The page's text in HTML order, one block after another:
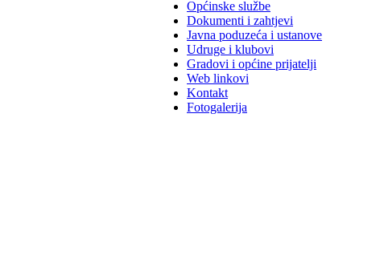
Općinske službe
Dokumenti i zahtjevi
Javna poduzeća i ustanove
Udruge i klubovi
Gradovi i općine prijatelji
Web linkovi
Kontakt
Fotogalerija